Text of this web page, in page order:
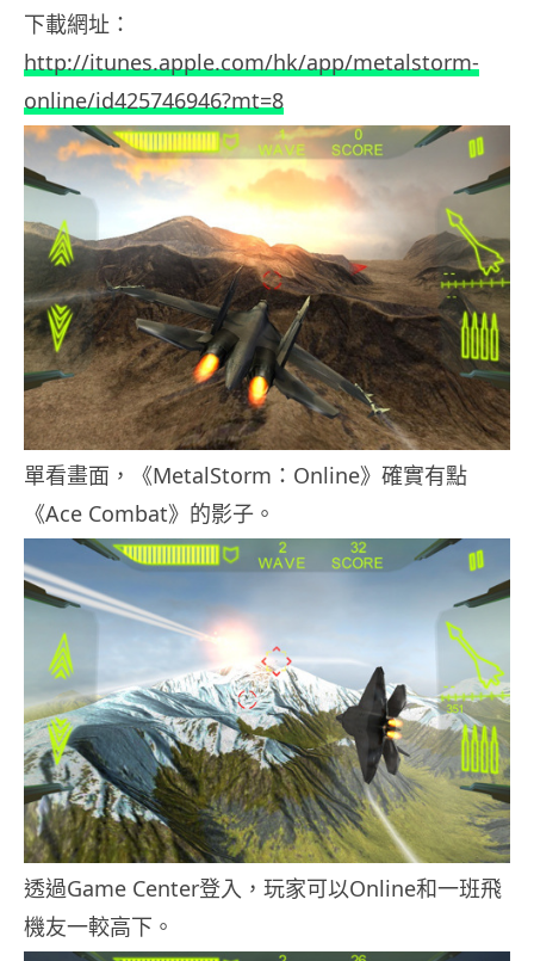
下載網址：
http://itunes.apple.com/hk/app/metalstorm-
online/id425746946?mt=8
單看畫面，《MetalStorm：Online》確實有點
《Ace Combat》的影子。
透過Game Center登入，玩家可以Online和一班飛
機友一較高下。